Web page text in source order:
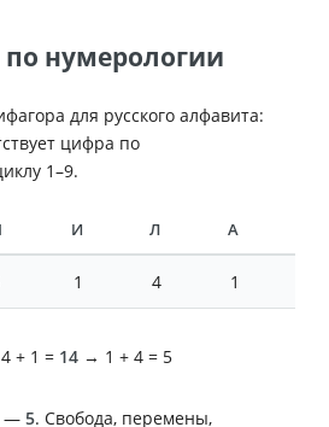
нумерологии
для русского алфавита:
цифра по
1–9.
И Л А
1 4 1
+ 1 = 14 → 1 + 4 = 5
— 5. Свобода, перемены,